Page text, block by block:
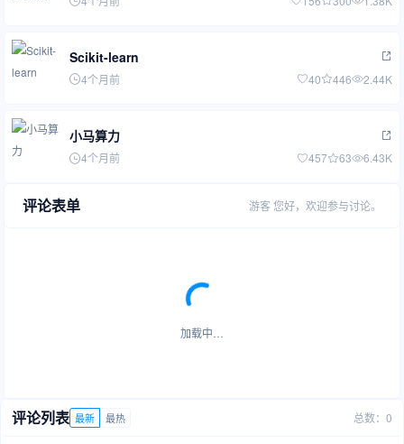
Scikit-learn
4个月前 40 446 2.44K
小马算力
4个月前 457 63 6.43K
评论表单 游客 您好，欢迎参与讨论。
加载中…
评论列表 最新 最热 总数：0